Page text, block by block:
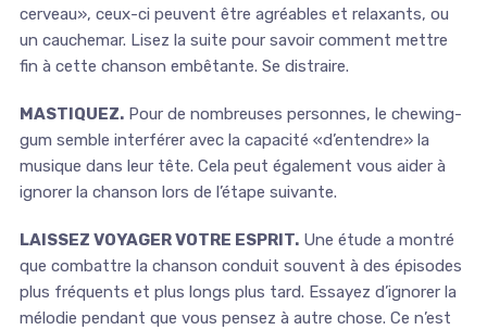
cerveau», ceux-ci peuvent être agréables et relaxants, ou
un cauchemar. Lisez la suite pour savoir comment mettre
fin à cette chanson embêtante. Se distraire.
MASTIQUEZ.Pour de nombreuses personnes, le chewing-
gum semble interférer avec la capacité «d’entendre» la
musique dans leur tête. Cela peut également vous aider à
ignorer la chanson lors de l’étape suivante.
LAISSEZ VOYAGER VOTRE ESPRIT.Une étude a montré
que combattre la chanson conduit souvent à des épisodes
plus fréquents et plus longs plus tard. Essayez d’ignorer la
mélodie pendant que vous pensez à autre chose. Ce n’est